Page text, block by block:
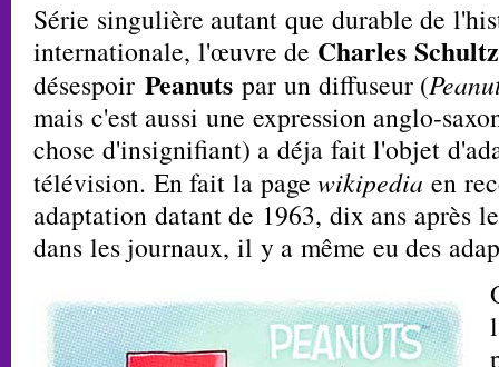
Série singulière autant que durable de
internationale, l'œuvre de Charles Schultz
désespoir Peanutspar un diffuseur (
mais c'est aussi une expression anglo-
chose d'insignifiant) a déja fait l'objet
télévision. En fait la pagewikipedia en
adaptation datant de 1963, dix ans après
dans les journaux, il y a même eu des